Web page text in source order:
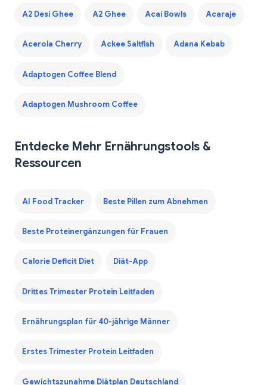
A2 Desi Ghee A2 Ghee Acai Bowls Acaraje
Acerola Cherry Ackee Saltfish Adana Kebab
Adaptogen Coffee Blend
Adaptogen Mushroom Coffee
Entdecke Mehr Ernährungstools &
Ressourcen
AI Food Tracker Beste Pillen zum Abnehmen
Beste Proteinergänzungen für Frauen
Calorie Deficit Diet Diät-App
Drittes Trimester Protein Leitfaden
Ernährungsplan für 40-jährige Männer
Erstes Trimester Protein Leitfaden
Gewichtszunahme Diätplan Deutschland